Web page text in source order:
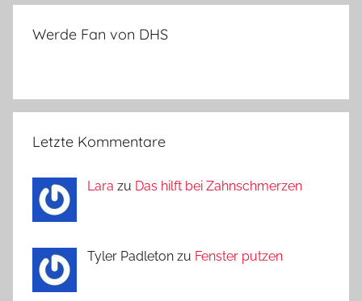
Werde Fan von DHS
Letzte Kommentare
Lara zu Das hilft bei Zahnschmerzen
Tyler Padleton zu Fenster putzen